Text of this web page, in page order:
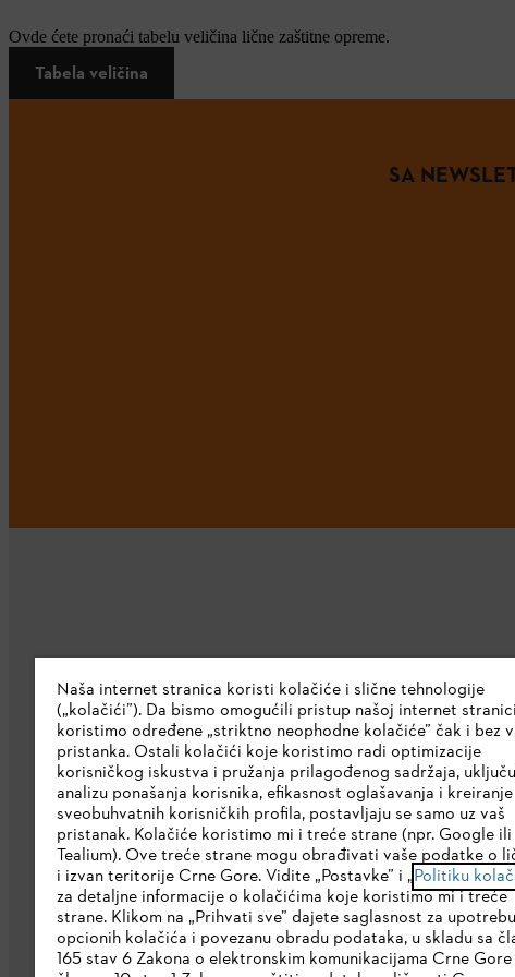
Ovde ćete pronaći tabelu veličina lične zaštitne opreme.
Tabela veličina
SA
O nama
Preuzmite katalog
STIHL Etička linija
Korporativna stranica
Naša internet stranica koristi kolačiće i slične tehnologije
(„kolačići”). Da bismo omogućili pristup našoj internet
koristimo određene „striktno neophodne kolačiće” čak i bez
pristanka. Ostali kolačići koje koristimo radi optimizacije
korisničkog iskustva i pružanja prilagođenog sadržaja,
analizu ponašanja korisnika, efikasnost oglašavanja i kreiranje
sveobuhvatnih korisničkih profila, postavljaju se samo uz vaš
pristanak. Kolačiće koristimo mi i treće strane (npr. Google ili
Tealium). Ove treće strane mogu obrađivati vaše podatke o
i izvan teritorije Crne Gore. Vidite „Postavke” i „Politiku
za detaljne informacije o kolačićima koje koristimo mi i treće
strane. Klikom na „Prihvati sve” dajete saglasnost za
opcionih kolačića i povezanu obradu podataka, u skladu sa
165 stav 6 Zakona o elektronskim komunikacijama Crne Gore